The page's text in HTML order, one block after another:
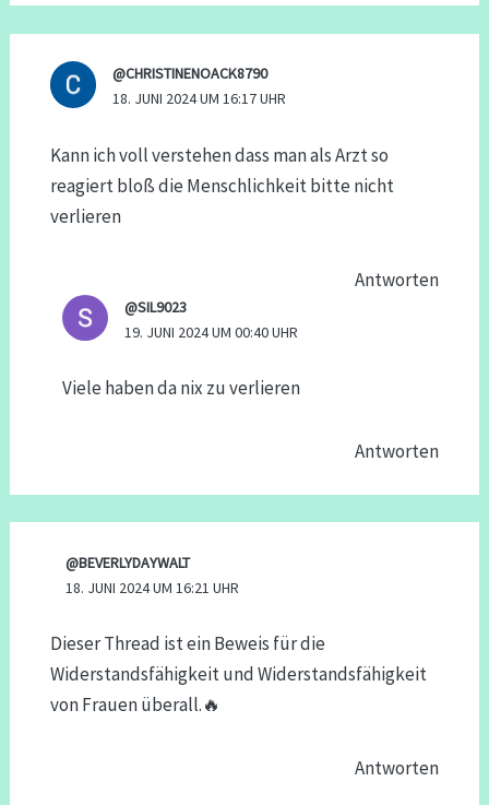
@CHRISTINENOACK8790
18. JUNI 2024 UM 16:17 UHR
Kann ich voll verstehen dass man als Arzt so
reagiert bloß die Menschlichkeit bitte nicht
verlieren
Antworten
@SIL9023
19. JUNI 2024 UM 00:40 UHR
Viele haben da nix zu verlieren
Antworten
@BEVERLYDAYWALT
18. JUNI 2024 UM 16:21 UHR
Dieser Thread ist ein Beweis für die
Widerstandsfähigkeit und Widerstandsfähigkeit
von Frauen überall.🔥
Antworten